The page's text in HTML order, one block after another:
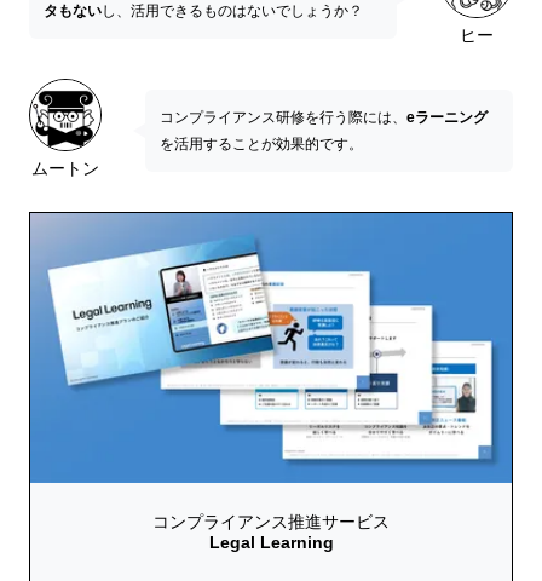
ヒー
タもないし、活用できるものはないでしょうか？
ムートン
コンプライアンス研修を行う際には、 eラーニング
を活用することが効果的です。
コンプライアンス推進サービス
Legal Learning